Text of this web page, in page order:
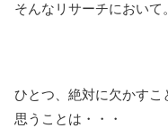
そんなリサーチにおいて。
ひとつ、絶対に欠かすこ
思うことは・・・